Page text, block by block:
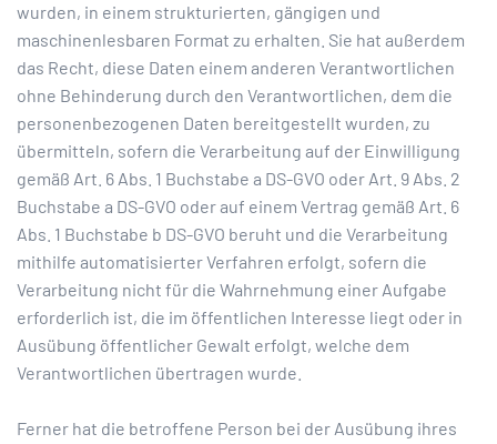
wurden, in einem strukturierten, gängigen und
maschinenlesbaren Format zu erhalten. Sie hat außerdem
das Recht, diese Daten einem anderen Verantwortlichen
ohne Behinderung durch den Verantwortlichen, dem die
personenbezogenen Daten bereitgestellt wurden, zu
übermitteln, sofern die Verarbeitung auf der Einwilligung
gemäß Art. 6 Abs. 1 Buchstabe a DS-GVO oder Art. 9 Abs. 2
Buchstabe a DS-GVO oder auf einem Vertrag gemäß Art. 6
Abs. 1 Buchstabe b DS-GVO beruht und die Verarbeitung
mithilfe automatisierter Verfahren erfolgt, sofern die
Verarbeitung nicht für die Wahrnehmung einer Aufgabe
erforderlich ist, die im öffentlichen Interesse liegt oder in
Ausübung öffentlicher Gewalt erfolgt, welche dem
Verantwortlichen übertragen wurde.
Ferner hat die betroffene Person bei der Ausübung ihres